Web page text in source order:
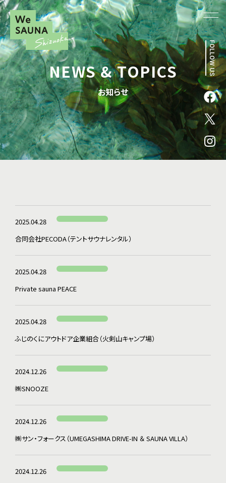
NEWS & TOPICS
お知らせ
2025.04.28
合同会社PECODA（テントサウナレンタル）
2025.04.28
Private sauna PEACE
2025.04.28
ふじのくにアウトドア企業組合（火剣山キャンプ場）
2024.12.26
㈱SNOOZE
2024.12.26
㈱サン・フォークス（UMEGASHIMA DRIVE-IN ＆ SAUNA VILLA）
2024.12.26